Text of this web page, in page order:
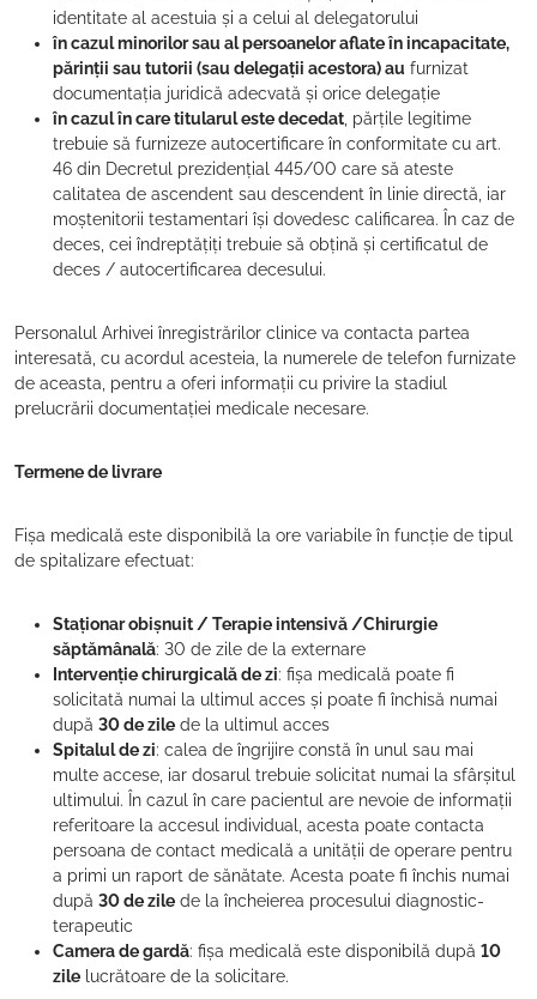
identitate al acestuia și a celui al delegatorului
în cazul minorilor sau al persoanelor aflate în incapacitate,
părinții sau tutorii (sau delegații acestora) au furnizat
documentația juridică adecvată și orice delegație
în cazul în care titularul este decedat , părțile legitime
trebuie să furnizeze autocertificare în conformitate cu art.
46 din Decretul prezidențial 445/00 care să ateste
calitatea de ascendent sau descendent în linie directă, iar
moștenitorii testamentari își dovedesc calificarea. În caz de
deces, cei îndreptățiți trebuie să obțină și certificatul de
deces / autocertificarea decesului.
Personalul Arhivei înregistrărilor clinice va contacta partea
interesată, cu acordul acesteia, la numerele de telefon furnizate
de aceasta, pentru a oferi informații cu privire la stadiul
prelucrării documentației medicale necesare.
Termene de livrare
Fișa medicală este disponibilă la ore variabile în funcție de tipul
de spitalizare efectuat:
Staționar obișnuit / Terapie intensivă /Chirurgie
săptămânală: 30 de zile de la externare
Intervenție chirurgicală de zi: fișa medicală poate fi
solicitată numai la ultimul acces și poate fi închisă numai
după 30 de zile de la ultimul acces
Spitalul de zi: calea de îngrijire constă în unul sau mai
multe accese, iar dosarul trebuie solicitat numai la sfârșitul
ultimului. În cazul în care pacientul are nevoie de informații
referitoare la accesul individual, acesta poate contacta
persoana de contact medicală a unității de operare pentru
a primi un raport de sănătate. Acesta poate fi închis numai
după 30 de zile de la încheierea procesului diagnostic-
terapeutic
Camera de gardă: fișa medicală este disponibilă după 10
zile lucrătoare de la solicitare.